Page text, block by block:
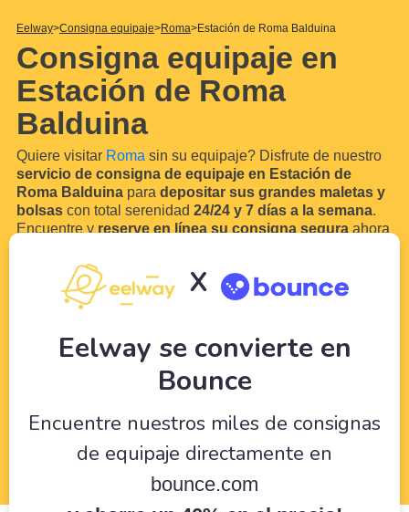
Eelway Consigna equipaje Roma Estación de Roma Balduina
Consigna equipaje en
Estación de Roma
Balduina
Quiere visitar Roma sin su equipaje? Disfrute de nuestro
servicio de consigna de equipaje en Estación de
Roma Balduina para depositar sus grandes maletas y
bolsas con total serenidad 24/24 y 7 días a la semana.
Encuentre y reserve en línea su consigna segura ahora
En efecto, es muy probable que lleguen en tren o autobús
Estación de Roma Balduina. Gracias a nuestra red
de comerciantes y hoteleros locales en las cercanías de
X
Eelway se convierte en
Bounce
Encuentre nuestros miles de consignas
de equipaje directamente en
bounce.com